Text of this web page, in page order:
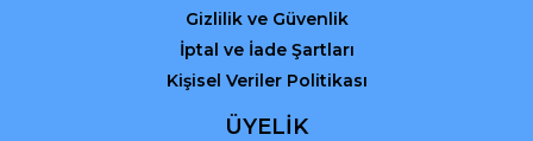
Gizlilik ve Güvenlik
İptal ve İade Şartları
Kişisel Veriler Politikası
ÜYELİK